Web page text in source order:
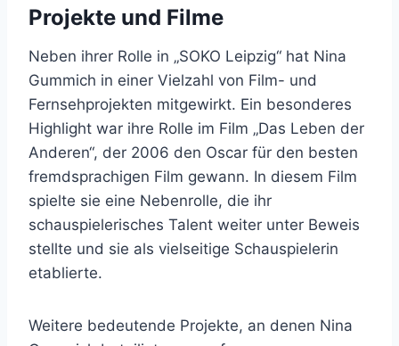
Projekte und Filme
Neben ihrer Rolle in „SOKO Leipzig“ hat Nina
Gummich in einer Vielzahl von Film- und
Fernsehprojekten mitgewirkt. Ein besonderes
Highlight war ihre Rolle im Film „Das Leben der
Anderen“, der 2006 den Oscar für den besten
fremdsprachigen Film gewann. In diesem Film
spielte sie eine Nebenrolle, die ihr
schauspielerisches Talent weiter unter Beweis
stellte und sie als vielseitige Schauspielerin
etablierte.
Weitere bedeutende Projekte, an denen Nina